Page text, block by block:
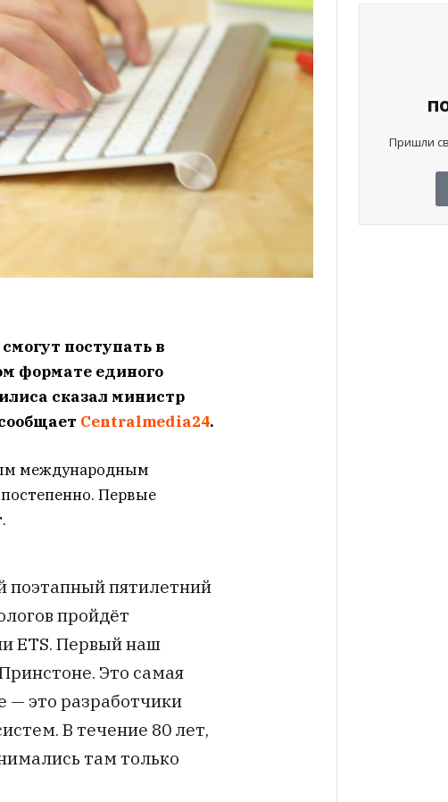
поступать в
формате единого
сказал министр
Centralmedia24.
международным
Первые
поэтапный пятилетний
пройдёт
ETS. Первый наш
Это самая
— это разработчики
В течение 80 лет,
там только
Пришли